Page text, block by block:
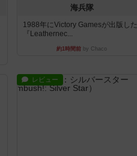
海兵隊
1988年にVictory Gamesが出版した
『Leathernec...
約1時間前 by Chaco
レビュー